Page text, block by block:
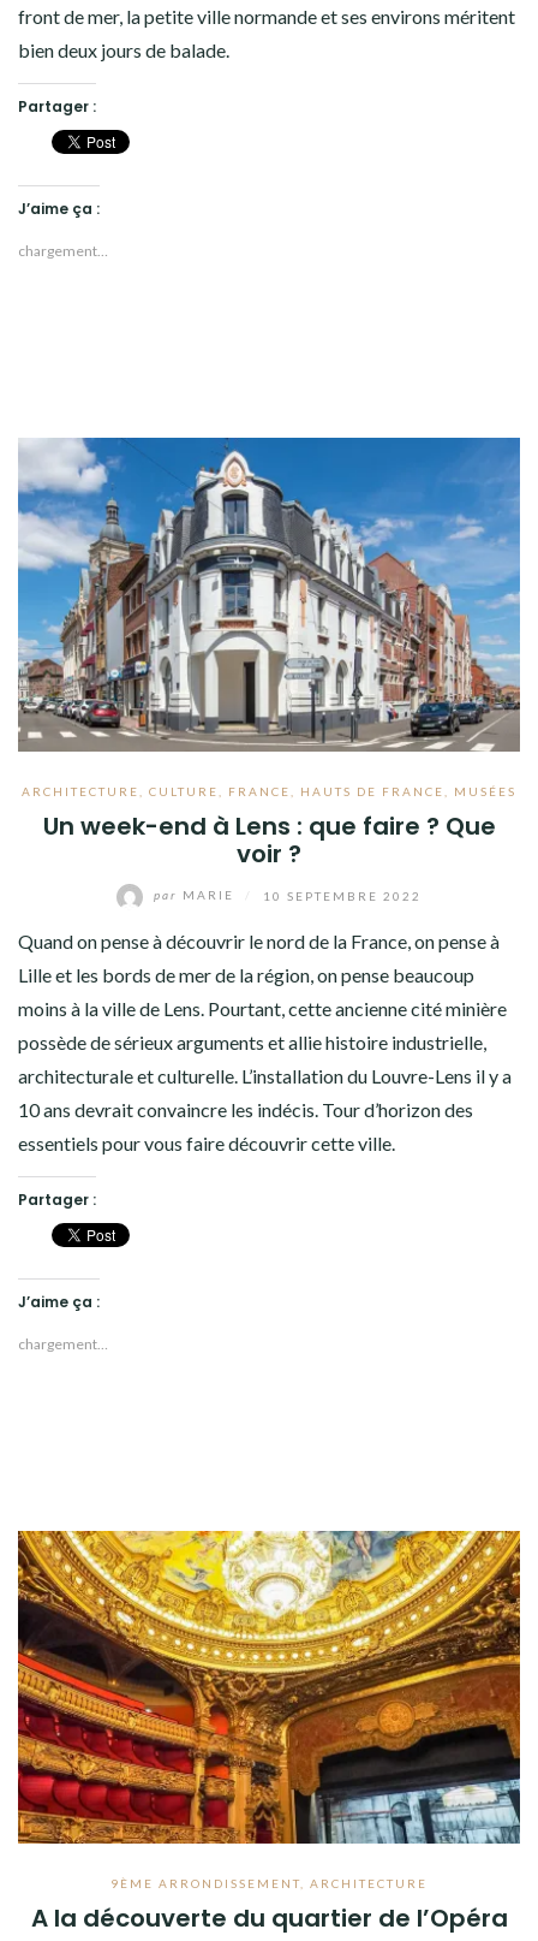
front de mer, la petite ville normande et ses environs méritent
bien deux jours de balade.
Partager :
J’aime ça :
chargement…
ARCHITECTURE CULTURE FRANCE HAUTS DE FRANCE MUSÉES
Un week-end à Lens : que faire ? Que
voir ?
par MARIE 10 SEPTEMBRE 2022
Quand on pense à découvrir le nord de la France, on pense à
Lille et les bords de mer de la région, on pense beaucoup
moins à la ville de Lens. Pourtant, cette ancienne cité minière
possède de sérieux arguments et allie histoire industrielle,
architecturale et culturelle. L’installation du Louvre-Lens il y a
10 ans devrait convaincre les indécis. Tour d’horizon des
essentiels pour vous faire découvrir cette ville.
Partager :
J’aime ça :
chargement…
9ÈME ARRONDISSEMENT, ARCHITECTURE
A la découverte du quartier de l’Opéra